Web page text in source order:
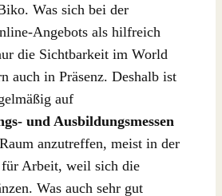
Was sich bei der
Angebots als hilfreich
die Sichtbarkeit im World
auch in Präsenz. Deshalb ist
auf
und Ausbildungsmessen
anzutreffen, meist in der
Arbeit, weil sich die
Was auch sehr gut